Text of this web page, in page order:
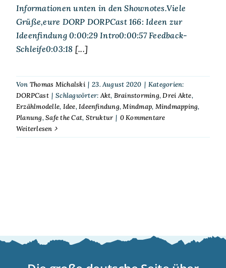
Informationen unten in den Shownotes.Viele
Grüße,eure DORP DORPCast 166: Ideen zur
Ideenfindung 0:00:29 Intro0:00:57 Feedback-
Schleife0:03:18 [...]
Von Thomas Michalski | 23. August 2020 | Kategorien:
DORPCast | Schlagwörter:Akt, Brainstorming,Drei Akte,
Erzählmodelle, Idee,Ideenfindung,Mindmap, Mindmapping,
Planung,Safe the Cat, Struktur | 0 Kommentare
Weiterlesen